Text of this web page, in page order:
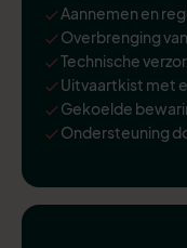
Aannemen en
Overbrenging
Technische
Uitvaartkist met
Gekoelde
Ondersteuning